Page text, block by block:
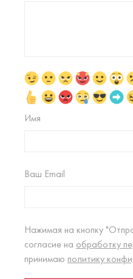
Имя
Ваш Email
Нажимая на кнопку
согласие на обработку
принимаю политику